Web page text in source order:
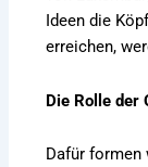
Ideen die
erreichen,
Die Rolle der
Dafür formen